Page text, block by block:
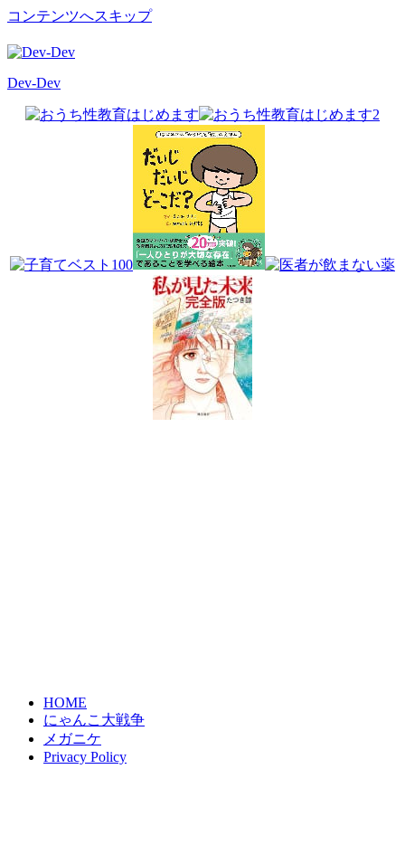
コンテンツへスキップ
Dev-Dev
HOME
にゃんこ大戦争
メガニケ
Privacy Policy